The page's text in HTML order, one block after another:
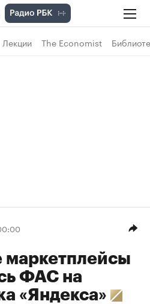
Лекции The Economist
ФАС на
«Яндекса»